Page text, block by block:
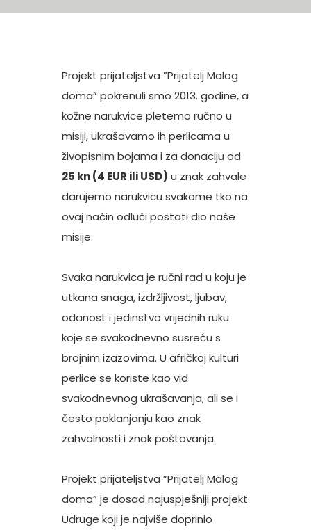
Projekt prijateljstva ”Prijatelj Malog
doma” pokrenuli smo 2013. godine, a
kožne narukvice pletemo ručno u
misiji, ukrašavamo ih perlicama u
živopisnim bojama i za donaciju od
25 kn (4 EUR ili USD) u znak zahvale
darujemo narukvicu svakome tko na
ovaj način odluči postati dio naše
misije.
Svaka narukvica je ručni rad u koju je
utkana snaga, izdržljivost, ljubav,
odanost i jedinstvo vrijednih ruku
koje se svakodnevno susreću s
brojnim izazovima. U afričkoj kulturi
perlice se koriste kao vid
svakodnevnog ukrašavanja, ali se i
često poklanjanju kao znak
zahvalnosti i znak poštovanja.
Projekt prijateljstva ”Prijatelj Malog
doma” je dosad najuspješniji projekt
Udruge koji je najviše doprinio